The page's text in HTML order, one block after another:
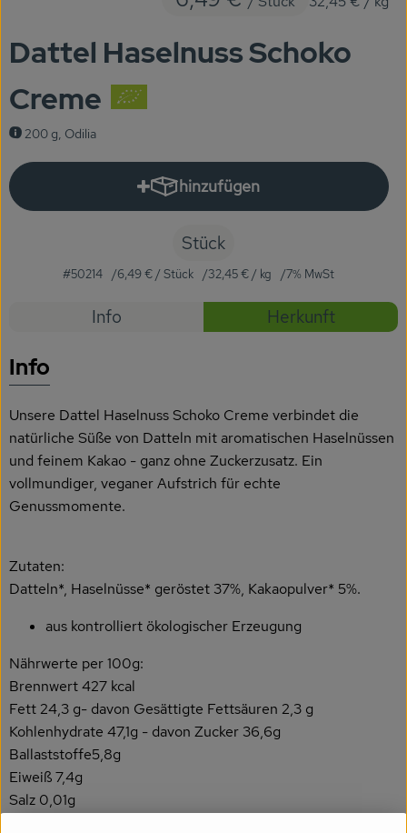
Gutes aus Höhenberg
Einfach Bio
Obst & Gemüse
Kühlregal
Naturkost
Getränke
Naturkosmetik
Dr. Hauschka - Wala
Garten
Saatgut
Gedrucktes
Trinkgeld & Spenden
Service
B2B
Dattel Haselnuss Schoko
Creme
200 g, Odilia
hinzufügen
Produkt zum Warenkorb
Stück
#50214 6,49 € / Stück 32,45 € / kg 7% MwSt
Rezepte
Info Herkunft
Info
Unsere Dattel Haselnuss Schoko Creme verbindet die
natürliche Süße von Datteln mit aromatischen Haselnüssen
und feinem Kakao - ganz ohne Zuckerzusatz. Ein
vollmundiger, veganer Aufstrich für echte
Genussmomente.
Zutaten:
Datteln*, Haselnüsse* geröstet 37%, Kakaopulver* 5%.
aus kontrolliert ökologischer Erzeugung
Nährwerte per 100g:
Brennwert 427 kcal
Fett 24,3 g- davon Gesättigte Fettsäuren 2,3 g
Kohlenhydrate 47,1g - davon Zucker 36,6g
Ballaststoffe5,8g
Eiweiß 7,4g
Salz 0,01g